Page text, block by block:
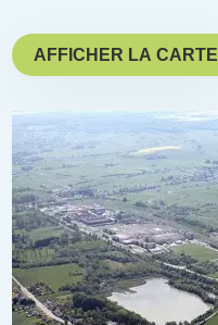
AFFICHER LA CARTE
Illustration